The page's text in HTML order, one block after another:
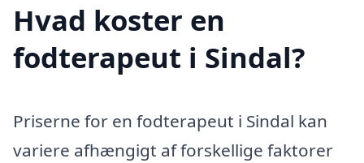
Hvad koster en
fodterapeut i Sindal?
Priserne for en fodterapeut i Sindal kan
variere afhængigt af forskellige faktorer